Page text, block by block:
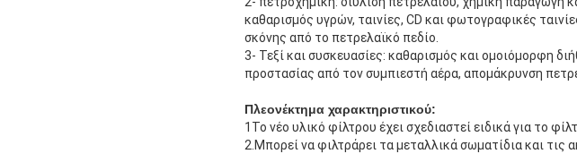
καθαρισμός υγρών, ταινίες, CD και φωτογραφικές
σκόνης από το πετρελαϊκό πεδίο.
3- Τεξί και συσκευασίες: καθαρισμός και ομοιόμορφη
προστασίας από τον συμπιεστή αέρα, απομάκρυνση
Πλεονέκτημα χαρακτηριστικού:
1Το νέο υλικό φίλτρου έχει σχεδιαστεί ειδικά για το
2.Μπορεί να φιλτράρει τα μεταλλικά σωματίδια και